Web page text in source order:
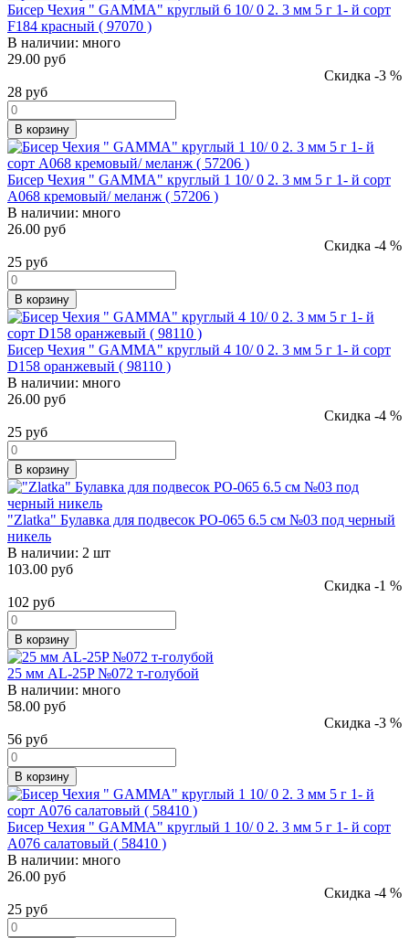
Бисер Чехия " GAMMA" круглый 6 10/ 0 2. 3 мм 5 г 1- й сорт
F184 красный ( 97070 )
В наличии: много
29.00 руб
Скидка -3 %
28 руб
В корзину
Бисер Чехия " GAMMA" круглый 1 10/ 0 2. 3 мм 5 г 1- й сорт
A068 кремовый/ меланж ( 57206 )
В наличии: много
26.00 руб
Скидка -4 %
25 руб
В корзину
Бисер Чехия " GAMMA" круглый 4 10/ 0 2. 3 мм 5 г 1- й сорт
D158 оранжевый ( 98110 )
В наличии: много
26.00 руб
Скидка -4 %
25 руб
В корзину
"Zlatka" Булавка для подвесок PO-065 6.5 см №03 под черный
никель
В наличии: 2 шт
103.00 руб
Скидка -1 %
102 руб
В корзину
25 мм AL-25P №072 т-голубой
В наличии: много
58.00 руб
Скидка -3 %
56 руб
В корзину
Бисер Чехия " GAMMA" круглый 1 10/ 0 2. 3 мм 5 г 1- й сорт
A076 салатовый ( 58410 )
В наличии: много
26.00 руб
Скидка -4 %
25 руб